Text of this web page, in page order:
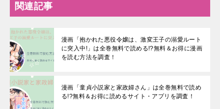
関連記事
漫画「抱かれた悪役令嬢は、激変王子の溺愛ルート
に突入中!」は全巻無料で読める!?無料＆お得に漫画
を読む⽅法を調査！
漫画「童貞小説家と家政婦さん」は全巻無料で読め
る!?無料＆お得に読めるサイト・アプリを調査！